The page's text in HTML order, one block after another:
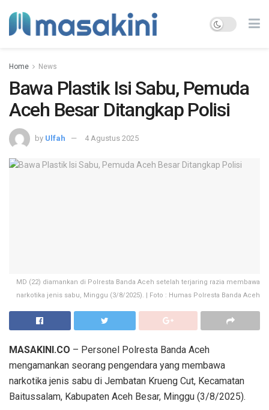
Home News
Bawa Plastik Isi Sabu, Pemuda
Aceh Besar Ditangkap Polisi
by Ulfah 4 Agustus 2025
MD (22) diamankan di Polresta Banda Aceh setelah terjaring razia membawa
narkotika jenis sabu, Minggu (3/8/2025). | Foto : Humas Polresta Banda Aceh
MASAKINI.CO – Personel Polresta Banda Aceh
mengamankan seorang pengendara yang membawa
narkotika jenis sabu di Jembatan Krueng Cut, Kecamatan
Baitussalam, Kabupaten Aceh Besar, Minggu (3/8/2025).